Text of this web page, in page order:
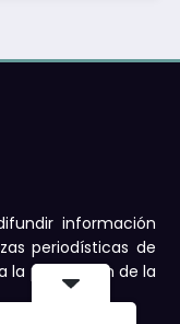
información
periodísticas de
la protección de la